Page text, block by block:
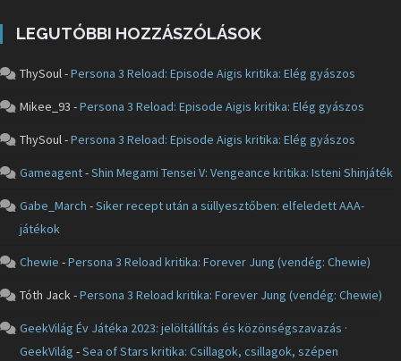
LEGUTÓBBI HOZZÁSZÓLÁSOK
ThySoul-Persona 3 Reload: Episode Aigis kritika: Elég gyászos
Mikee_93 -Persona 3 Reload: Episode Aigis kritika: Elég gyászos
ThySoul-Persona 3 Reload: Episode Aigis kritika: Elég gyászos
Gameagent-Shin Megami Tensei V: Vengeance kritika: Isteni Shinjáték
Gabe_March -Siker recept után a süllyesztőben: elfeledett AAA-
játékok
Chewie -Persona 3 Reload kritika: Forever Jung (vendég: Chewie)
Tóth Jack-Persona 3 Reload kritika: Forever Jung (vendég: Chewie)
GeekVilág Év Játéka 2023: jelöltállítás és közönségszavazás ·
GeekVilág -Sea of Stars kritika: Csillagok, csillagok, szépen